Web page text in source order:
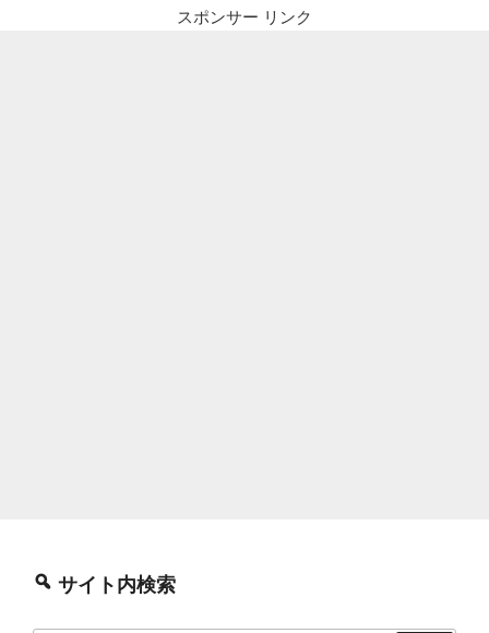
スポンサー リンク
サイト内検索